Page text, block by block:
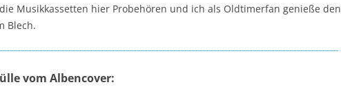
Musikkassetten hier Probehören und ich als Oldtimerfan genieße den
Blech.
vom Albencover: